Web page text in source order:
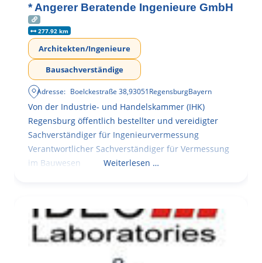
* Angerer Beratende Ingenieure GmbH
277.92 km
Architekten/Ingenieure
Bausachverständige
Adresse: Boelckestraße 38,93051RegensburgBayern
Von der Industrie- und Handelskammer (IHK)
Regensburg öffentlich bestellter und vereidigter
Sachverständiger für Ingenieurvermessung
Verantwortlicher Sachverständiger für Vermessung
im Bauwesen
Weiterlesen …